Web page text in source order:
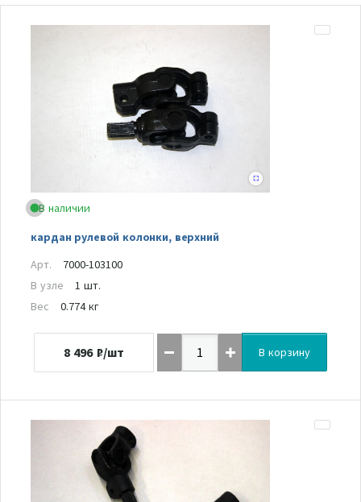
В наличии
кардан рулевой колонки, верхний
Арт.
7000-103100
В узле
1 шт.
Вес
0.774 кг
8 496 ₽/шт В корзину